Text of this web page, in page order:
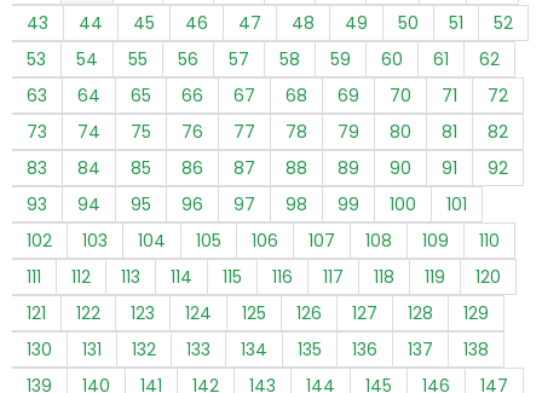
43
44 45 46 47 48 49 50 51
52
53
54 55 56 57 58 59 60 61
62
63
64 65 66 67 68 69 70 71
72
73
74 75 76 77 78 79 80 81
82
83
84 85 86 87 88 89 90 91
92
93
94 95 96 97 98 99 100
101
102
103 104 105 106 107 108 109
110
111
112 113 114 115 116 117 118 119
120
121
122 123 124 125 126 127 128
129
130
131 132 133 134 135 136 137
138
139
140 141 142 143 144 145 146 147